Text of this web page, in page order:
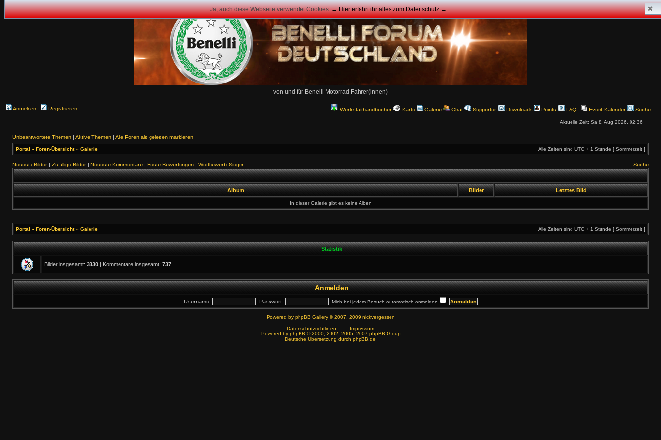
von und für Benelli Motorrad Fahrer(innen)
Anmelden Registrieren Werkstatthandbücher Karte Galerie Chat Supporter Downloads Points FAQ Event-Kalender Suche
Aktuelle Zeit: Sa 8. Aug 2026, 02:36
Unbeantwortete Themen | Aktive Themen | Alle Foren als gelesen markieren
Portal » Foren-Übersicht» Galerie Alle Zeiten sind UTC + 1 Stunde [ Sommerzeit ]
Neueste Bilder | Zufällige Bilder | Neueste Kommentare | Beste Bewertungen | Wettbewerb-Sieger Suche
Album Bilder Letztes Bild
In dieser Galerie gibt es keine Alben
Portal » Foren-Übersicht» Galerie Alle Zeiten sind UTC + 1 Stunde [ Sommerzeit ]
Statistik
Bilder insgesamt: 3330 | Kommentare insgesamt: 737
Anmelden
Username: Passwort: Mich bei jedem Besuch automatisch anmelden
Powered by phpBB Gallery© 2007, 2009 nickvergessen
Datenschutzrichtlinien
Impressum
Powered by phpBB © 2000, 2002, 2005, 2007 phpBB Group
Deutsche Übersetzung durch phpBB.de
Ja, auch diese Webseite verwendet Cookies.→ Hier erfahrt ihr alles zum Datenschutz ← ✖